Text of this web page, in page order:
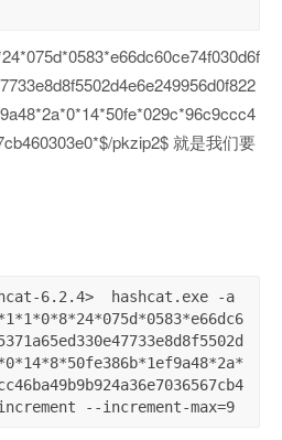
pkzip2$ 就是我们要
6.2.4>  hashcat.exe -a
--increment-max=9